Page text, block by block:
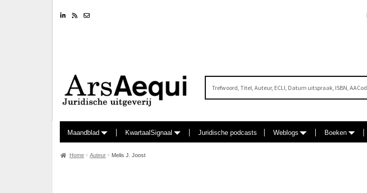
LinkedinRSS feed
Maandblad KwartaalSignaal Juridische podcasts Weblogs Boeken
Home Auteur Melis J. Joost